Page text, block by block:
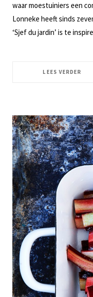
waar moestuiniers een
Lonneke heeft sinds
‘Sjef du jardin’ is te
LEES VERDER